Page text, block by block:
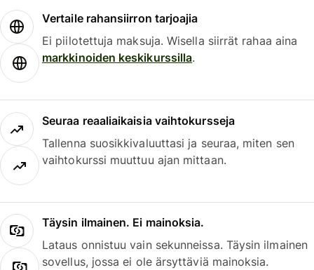
Vertaile rahansiirron tarjoajia
Ei piilotettuja maksuja. Wisella siirrät rahaa aina
markkinoiden keskikurssilla.
Seuraa reaaliaikaisia vaihtokursseja
Tallenna suosikkivaluuttasi ja seuraa, miten sen
vaihtokurssi muuttuu ajan mittaan.
Täysin ilmainen. Ei mainoksia.
Lataus onnistuu vain sekunneissa. Täysin ilmainen
sovellus, jossa ei ole ärsyttäviä mainoksia.